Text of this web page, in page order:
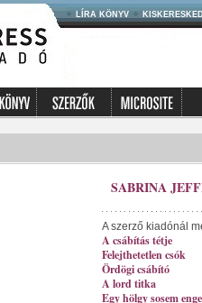
LÍRA KÖNYV
SABRINA
A szerző kiadónál
A csábítás tétje
Felejthetetlen csók
Ördögi csábító
A lord titka
Egy hölgy sosem